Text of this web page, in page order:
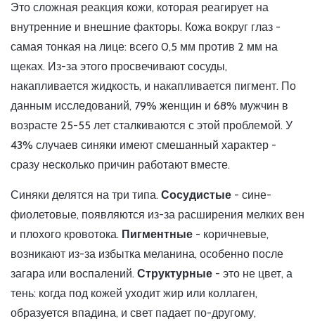
Это сложная реакция кожи, которая реагирует на
внутренние и внешние факторы. Кожа вокруг глаз -
самая тонкая на лице: всего 0,5 мм против 2 мм на
щеках. Из-за этого просвечивают сосуды,
накапливается жидкость, и накапливается пигмент. По
данным исследований, 79% женщин и 68% мужчин в
возрасте 25-55 лет сталкиваются с этой проблемой. У
43% случаев синяки имеют смешанный характер -
сразу несколько причин работают вместе.
Синяки делятся на три типа. Сосудистые - сине-
фиолетовые, появляются из-за расширения мелких вен
и плохого кровотока. Пигментные - коричневые,
возникают из-за избытка меланина, особенно после
загара или воспалений. Структурные - это не цвет, а
тень: когда под кожей уходит жир или коллаген,
образуется впадина, и свет падает по-другому,